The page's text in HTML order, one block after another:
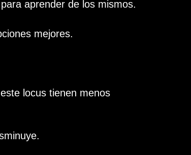
aprender de los mismos.
mejores.
locus tienen menos